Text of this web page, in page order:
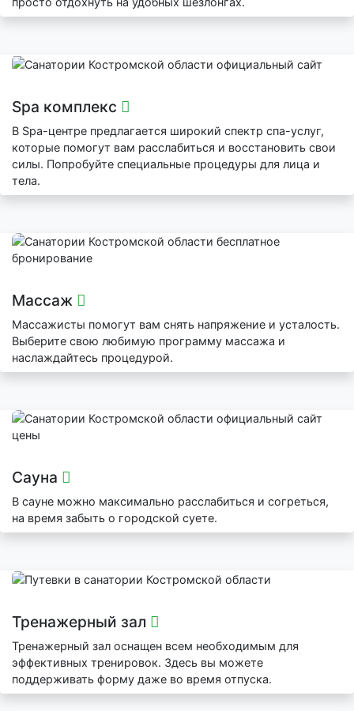
Spa комплекс
В Spa-центре предлагается широкий спектр спа-услуг,
которые помогут вам расслабиться и восстановить свои
силы. Попробуйте специальные процедуры для лица и
тела.
Массаж
Массажисты помогут вам снять напряжение и усталость.
Выберите свою любимую программу массажа и
наслаждайтесь процедурой.
Сауна
В сауне можно максимально расслабиться и согреться,
на время забыть о городской суете.
Тренажерный зал
Тренажерный зал оснащен всем необходимым для
эффективных тренировок. Здесь вы можете
поддерживать форму даже во время отпуска.